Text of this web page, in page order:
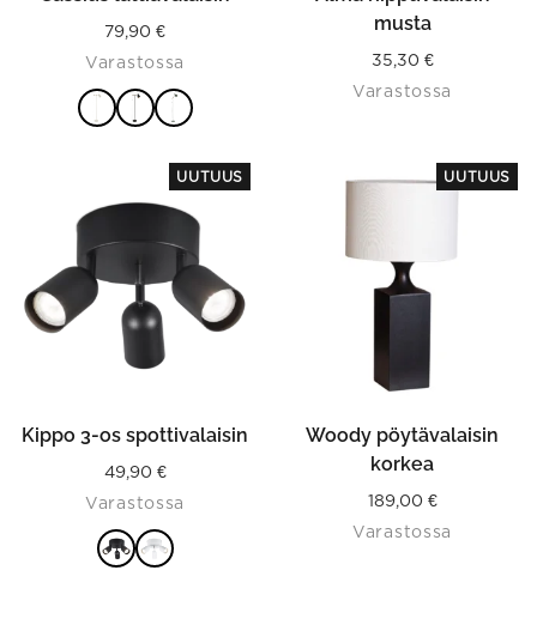
VAIHTOEHDOISTA
79,90 €
Varastossa
musta
35,30 €
Varastossa
UUTUUS
product
multiple
variants.
The
options
may
chosen
product
page
Kippo 3-os spottivalaisin
49,90 €
Varastossa
UUTUUS
Woody pöytävalaisin
korkea
189,00 €
Varastossa